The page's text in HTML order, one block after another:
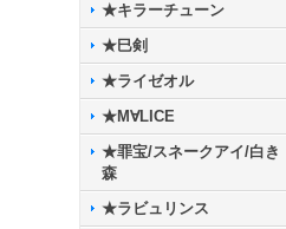
★キラーチューン
★巳剣
★ライゼオル
★M∀LICE
★罪宝/スネークアイ/白き
森
★ラビュリンス